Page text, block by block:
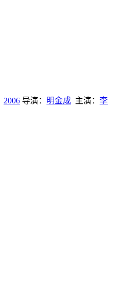
2006 导演： 明金成 主演： 李